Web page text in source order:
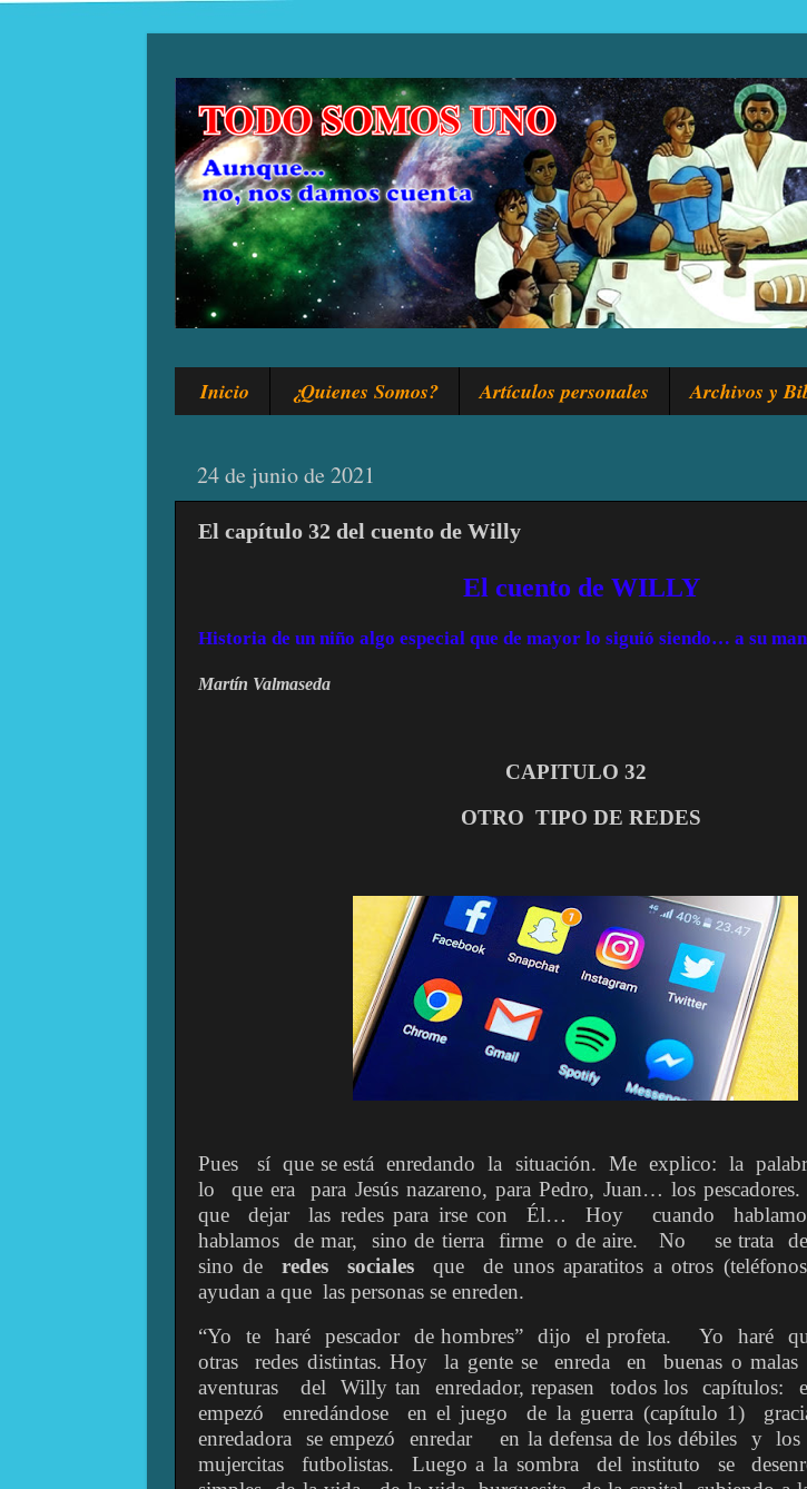
Inicio ¿Quienes Somos? Artículos personales Archivos y
24 de junio de 2021
El capítulo 32 del cuento de Willy
El cuento de WILLY
Historia de un niño algo especial que de mayor lo siguió siendo… a su
Martín Valmaseda
CAPITULO 32
OTRO TIPO DE REDES
Pues sí que se está enredando la situación. Me explico: la
lo
que era para Jesús nazareno, para Pedro, Juan… los pescadores.
que
dejar las redes para irse con Él… Hoy cuando
hablamos
de mar, sino de tierra firme o de aire. No se trata
sino de
redes sociales que
de unos aparatitos a otros
ayudan a que las personas se enreden.
“Yo
te haré pescador de hombres” dijo el profeta. Yo haré
otras
redes distintas. Hoy la gente se enreda en buenas o malas
aventuras
del Willy tan enredador, repasen todos los capítulos:
empezó
enredándose en el juego de la guerra (capítulo 1)
enredadora
se empezó enredar en la defensa de los débiles y los
mujercitas
futbolistas. Luego a la sombra del instituto se